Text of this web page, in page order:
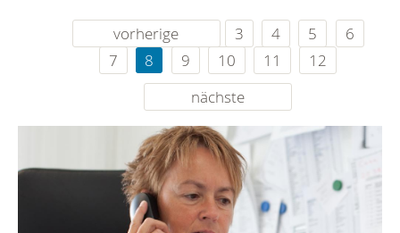
vorherige 3 4 5
6
7
8 9 10 11
12
nächste